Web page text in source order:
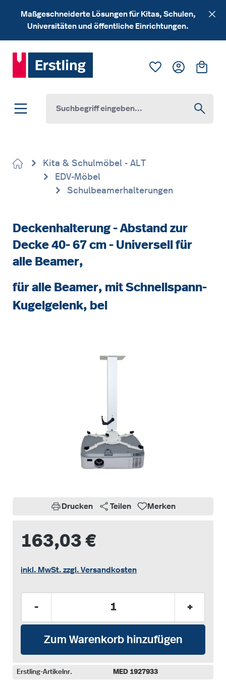
Zum Hauptinhalt springen
Maßgeschneiderte Lösungen für Kitas, Schulen,
Universitäten und öffentliche Einrichtungen.
Du hast 0
Kita & Schulmöbel - ALT
EDV-Möbel
Schulbeamerhalterungen
Deckenhalterung - Abstand zur
Decke 40- 67 cm - Universell für
alle Beamer,
für alle Beamer, mit Schnellspann-
Kugelgelenk, bel
Drucken Teilen Merken
163,03 €
inkl. MwSt. zzgl. Versandkosten
- +
Zum Warenkorb hinzufügen
Erstling-Artikelnr. MED 1927933